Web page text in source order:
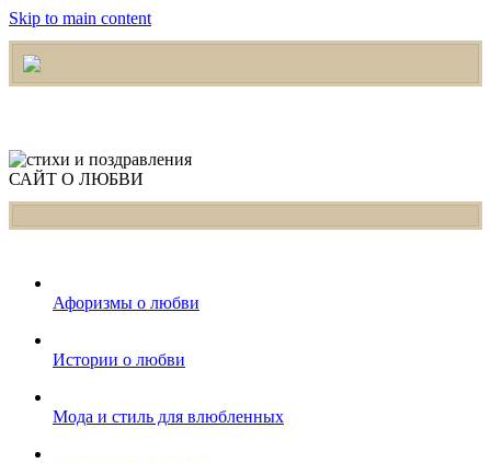
Skip to main content
САЙТ О ЛЮБВИ
Афоризмы о любви
Истории о любви
Мода и стиль для влюбленных